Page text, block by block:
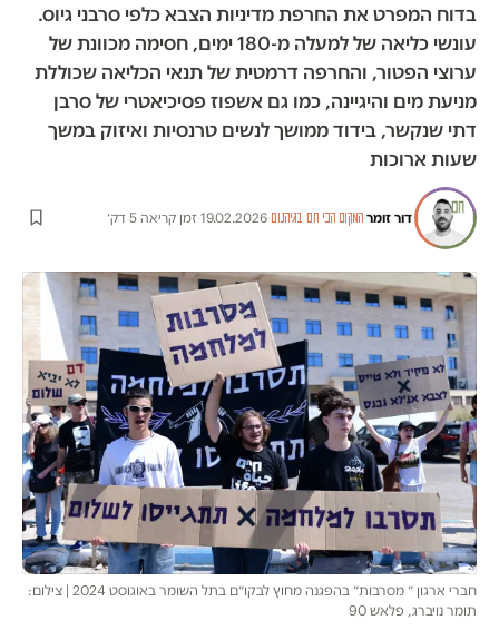
בדוח המפרט את החרפת מדיניות הצבא כלפי סרבני גיוס.
עונשי כליאה של למעלה מ-180 ימים, חסימה מכוונת של
ערוצי הפטור, והחרפה דרמטית של תנאי הכליאה שכוללת
מניעת מים והיגיינה, כמו גם אשפוז פסיכיאטרי של סרבן
דתי שנקשר, בידוד ממושך לנשים טרנסיות ואיזוק במשך
שעות ארוכות
דור זומר·המקום הכי חם בגיהנום·
19.02.2026
·זמן קריאה 5 דק׳
חברי ארגון ״ מסרבות״ בהפגנה מחוץ לבקו״ם בתל השומר באוגוסט 2024 | צילום:
תומר נויברג, פלאש 90